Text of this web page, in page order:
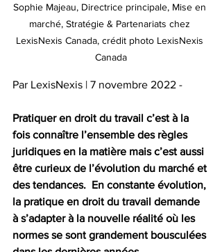
Sophie Majeau, Directrice principale, Mise en
marché, Stratégie & Partenariats chez
LexisNexis Canada, crédit photo LexisNexis
Canada
Par LexisNexis | 7 novembre 2022 -
Pratiquer en droit du travail c’est à la
fois connaître l’ensemble des règles
juridiques en la matière mais c’est aussi
être curieux de l’évolution du marché et
des tendances.  En constante évolution,
la pratique en droit du travail demande
à s’adapter à la nouvelle réalité où les
normes se sont grandement bousculées